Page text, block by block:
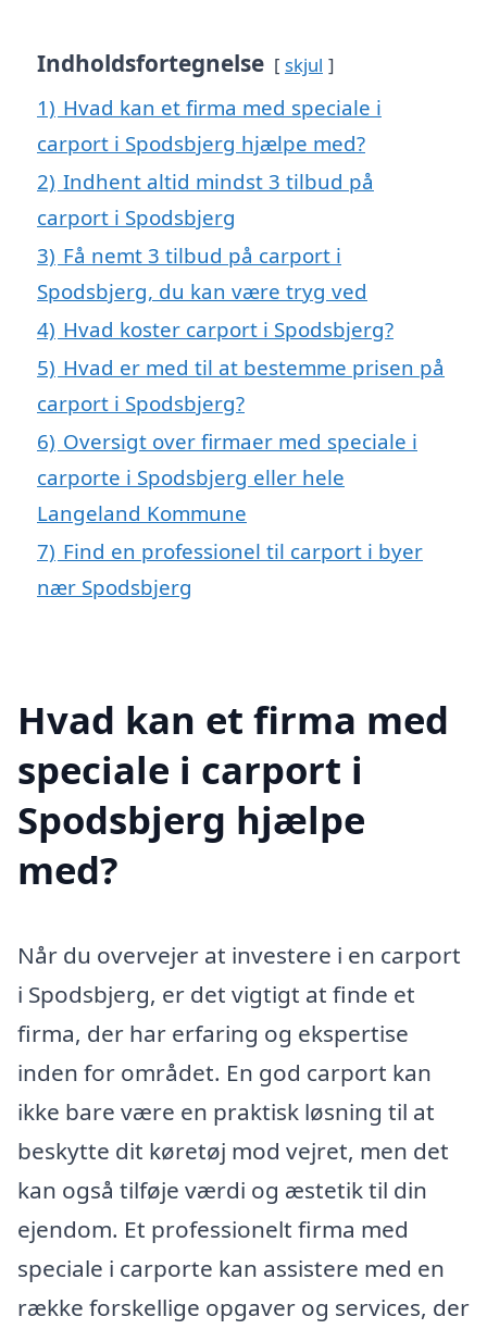
Indholdsfortegnelse skjul
1) Hvad kan et firma med speciale i
carport i Spodsbjerg hjælpe med?
2) Indhent altid mindst 3 tilbud på
carport i Spodsbjerg
3) Få nemt 3 tilbud på carport i
Spodsbjerg, du kan være tryg ved
4) Hvad koster carport i Spodsbjerg?
5) Hvad er med til at bestemme prisen på
carport i Spodsbjerg?
6) Oversigt over firmaer med speciale i
carporte i Spodsbjerg eller hele
Langeland Kommune
7) Find en professionel til carport i byer
nær Spodsbjerg
Hvad kan et firma med
speciale i carport i
Spodsbjerg hjælpe
med?
Når du overvejer at investere i en carport
i Spodsbjerg, er det vigtigt at finde et
firma, der har erfaring og ekspertise
inden for området. En god carport kan
ikke bare være en praktisk løsning til at
beskytte dit køretøj mod vejret, men det
kan også tilføje værdi og æstetik til din
ejendom. Et professionelt firma med
speciale i carporte kan assistere med en
række forskellige opgaver og services, der